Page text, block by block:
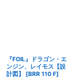
『FOIL』ドラゴン・エ
ンジン、レイモス【設
計図】
[BRR 110 F]